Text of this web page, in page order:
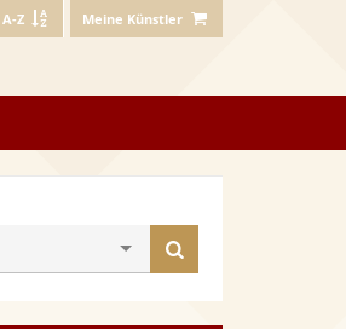
Z Meine Künstler
finden